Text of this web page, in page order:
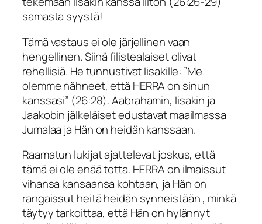
samasta syystä!
Tämä vastaus ei ole järjellinen vaan
hengellinen. Siinä filistealaiset olivat
rehellisiä. He tunnustivat Iisakille: ”Me
olemme nähneet, että HERRA on sinun
kanssasi” (26:28). Aabrahamin, Iisakin ja
Jaakobin jälkeläiset edustavat maailmassa
Jumalaa ja Hän on heidän kanssaan.
Raamatun lukijat ajattelevat joskus, että
tämä ei ole enää totta. HERRA on ilmaissut
vihansa kansaansa kohtaan, ja Hän on
rangaissut heitä heidän synneistään , minkä
täytyy tarkoittaa, että Hän on hylännyt